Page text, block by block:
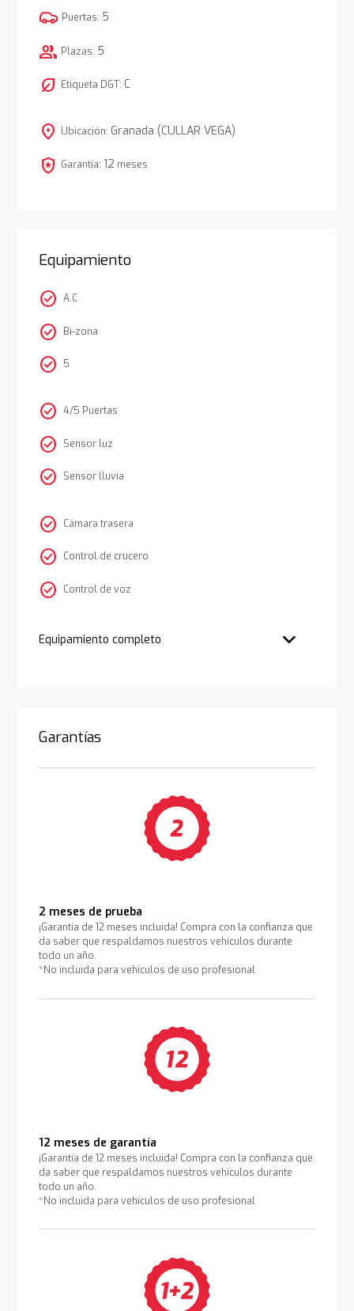
Puertas: 5
group Plazas: 5
nest_eco_leaf Etiqueta DGT: C
location_on Ubicación: Granada (CULLAR VEGA)
local_police Garantía: 12 meses
Equipamiento
check_circle A.C
check_circle Bi-zona
check_circle 5
check_circle 4/5 Puertas
check_circle Sensor luz
check_circle Sensor lluvia
check_circle Cámara trasera
check_circle Control de crucero
check_circle Control de voz
Equipamiento completo
Garantías
2 meses de prueba
¡Garantía de 12 meses incluida! Compra con la confianza que
da saber que respaldamos nuestros vehículos durante
todo un año.
*No incluida para vehículos de uso profesional
12 meses de garantía
¡Garantía de 12 meses incluida! Compra con la confianza que
da saber que respaldamos nuestros vehículos durante
todo un año.
*No incluida para vehículos de uso profesional